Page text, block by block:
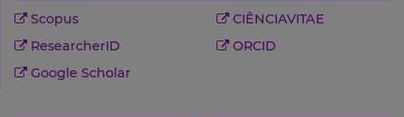
Scopus
CIÊNCIAVITAE
ResearcherID
ORCID
Google Scholar